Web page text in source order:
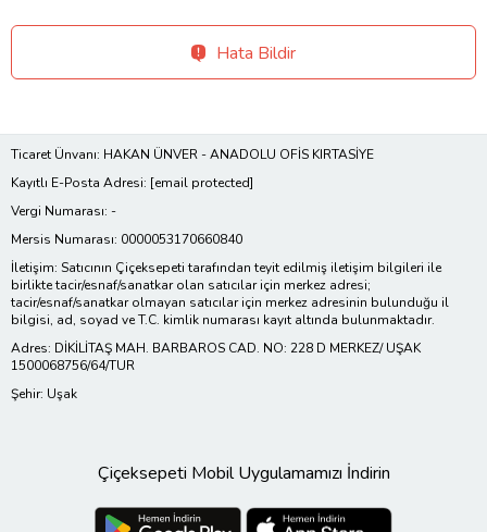
Hata Bildir
Ticaret Ünvanı: HAKAN ÜNVER - ANADOLU OFİS KIRTASİYE
Kayıtlı E-Posta Adresi: [email protected]
Vergi Numarası: -
Mersis Numarası: 0000053170660840
İletişim: Satıcının Çiçeksepeti tarafından teyit edilmiş iletişim bilgileri ile
birlikte tacir/esnaf/sanatkar olan satıcılar için merkez adresi;
tacir/esnaf/sanatkar olmayan satıcılar için merkez adresinin bulunduğu il
bilgisi, ad, soyad ve T.C. kimlik numarası kayıt altında bulunmaktadır.
Adres: DİKİLİTAŞ MAH. BARBAROS CAD. NO: 228 D MERKEZ/ UŞAK
1500068756/64/TUR
Şehir: Uşak
Çiçeksepeti Mobil Uygulamamızı İndirin